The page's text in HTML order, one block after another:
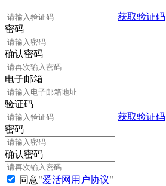
获取验证码
密码
确认密码
电子邮箱
验证码
获取验证码
密码
确认密码
同意"爱活网用户协议"